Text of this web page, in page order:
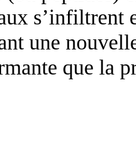
s’infiltrent
une
que la